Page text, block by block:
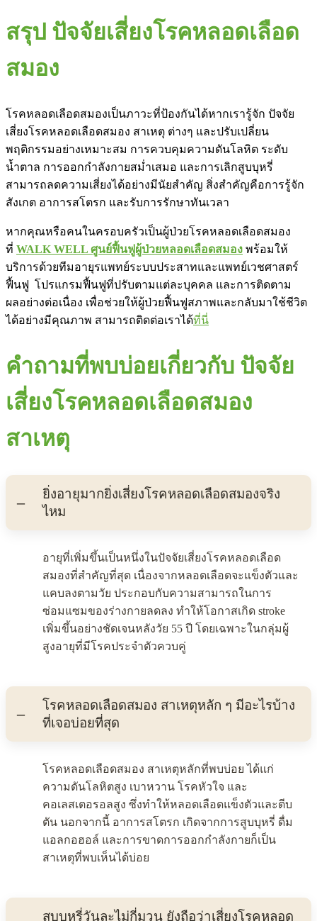
สรุป ปัจจัยเสี่ยงโรคหลอดเลือด
สมอง
โรคหลอดเลือดสมองเป็นภาวะที่ป้องกันได้หากเรารู้จัก ปัจจัย
เสี่ยงโรคหลอดเลือดสมอง สาเหตุ ต่างๆ และปรับเปลี่ยน
พฤติกรรมอย่างเหมาะสม การควบคุมความดันโลหิต ระดับ
น้ำตาล การออกกำลังกายสม่ำเสมอ และการเลิกสูบบุหรี่
สามารถลดความเสี่ยงได้อย่างมีนัยสำคัญ สิ่งสำคัญคือการรู้จัก
สังเกต อาการสโตรก และรับการรักษาทันเวลา
หากคุณหรือคนในครอบครัวเป็นผู้ป่วยโรคหลอดเลือดสมอง
ที่ WALK WELL ศูนย์ฟื้นฟูผู้ป่วยหลอดเลือดสมอง พร้อมให้
บริการด้วยทีมอายุรแพทย์ระบบประสาทและแพทย์เวชศาสตร์
ฟื้นฟู โปรแกรมฟื้นฟูที่ปรับตามแต่ละบุคคล และการติดตาม
ผลอย่างต่อเนื่อง เพื่อช่วยให้ผู้ป่วยฟื้นฟูสภาพและกลับมาใช้ชีวิต
ได้อย่างมีคุณภาพ สามารถติดต่อเราได้ที่นี่
คำถามที่พบบ่อยเกี่ยวกับ ปัจจัย
เสี่ยงโรคหลอดเลือดสมอง
สาเหตุ
ยิ่งอายุมากยิ่งเสี่ยงโรคหลอดเลือดสมองจริง
ไหม
อายุที่เพิ่มขึ้นเป็นหนึ่งในปัจจัยเสี่ยงโรคหลอดเลือด
สมองที่สำคัญที่สุด เนื่องจากหลอดเลือดจะแข็งตัวและ
แคบลงตามวัย ประกอบกับความสามารถในการ
ซ่อมแซมของร่างกายลดลง ทำให้โอกาสเกิด stroke
เพิ่มขึ้นอย่างชัดเจนหลังวัย 55 ปี โดยเฉพาะในกลุ่มผู้
สูงอายุที่มีโรคประจำตัวควบคู่
โรคหลอดเลือดสมอง สาเหตุหลัก ๆ มีอะไรบ้าง
ที่เจอบ่อยที่สุด
โรคหลอดเลือดสมอง สาเหตุหลักที่พบบ่อย ได้แก่
ความดันโลหิตสูง เบาหวาน โรคหัวใจ และ
คอเลสเตอรอลสูง ซึ่งทำให้หลอดเลือดแข็งตัวและตีบ
ตัน นอกจากนี้ อาการสโตรก เกิดจากการสูบบุหรี่ ดื่ม
แอลกอฮอล์ และการขาดการออกกำลังกายก็เป็น
สาเหตุที่พบเห็นได้บ่อย
สูบบุหรี่วันละไม่กี่มวน ยังถือว่าเสี่ยงโรคหลอด